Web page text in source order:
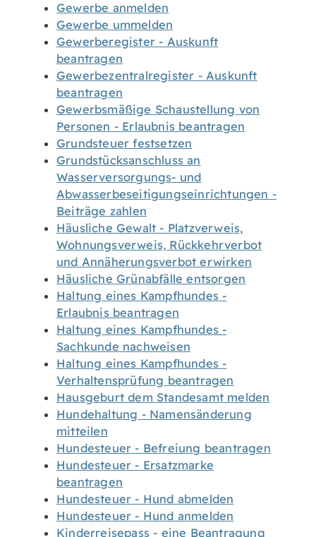
Gewerbe anmelden
Gewerbe ummelden
Gewerberegister - Auskunft
beantragen
Gewerbezentralregister - Auskunft
beantragen
Gewerbsmäßige Schaustellung von
Personen - Erlaubnis beantragen
Grundsteuer festsetzen
Grundstücksanschluss an
Wasserversorgungs- und
Abwasserbeseitigungseinrichtungen -
Beiträge zahlen
Häusliche Gewalt - Platzverweis,
Wohnungsverweis, Rückkehrverbot
und Annäherungsverbot erwirken
Häusliche Grünabfälle entsorgen
Haltung eines Kampfhundes -
Erlaubnis beantragen
Haltung eines Kampfhundes -
Sachkunde nachweisen
Haltung eines Kampfhundes -
Verhaltensprüfung beantragen
Hausgeburt dem Standesamt melden
Hundehaltung - Namensänderung
mitteilen
Hundesteuer - Befreiung beantragen
Hundesteuer - Ersatzmarke
beantragen
Hundesteuer - Hund abmelden
Hundesteuer - Hund anmelden
Kinderreisepass - eine Beantragung